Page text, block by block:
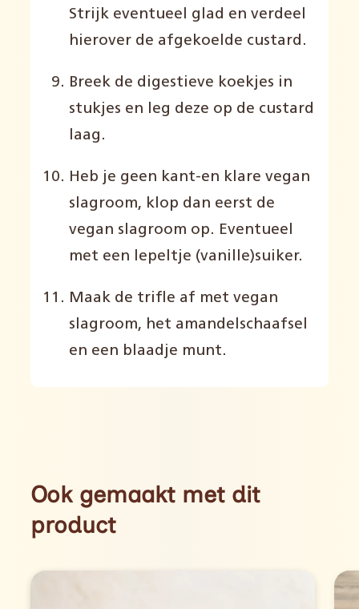
Strijk eventueel glad en verdeel
hierover de afgekoelde custard.
Breek de digestieve koekjes in
stukjes en leg deze op de custard
laag.
Heb je geen kant-en klare vegan
slagroom, klop dan eerst de
vegan slagroom op. Eventueel
met een lepeltje (vanille)suiker.
Maak de trifle af met vegan
slagroom, het amandelschaafsel
en een blaadje munt.
Ook gemaakt met dit
product